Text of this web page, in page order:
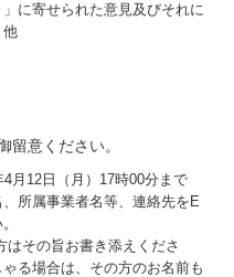
に寄せられた意見及びそれに
留意ください。
月12日（月）17時00分まで
所属事業者名等、連絡先をE
その旨お書き添えくださ
る場合は、その方のお名前も